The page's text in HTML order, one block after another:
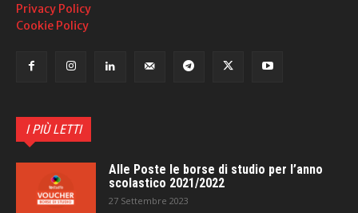
Privacy Policy
Cookie Policy
I PIÙ LETTI
Alle Poste le borse di studio per l’anno
scolastico 2021/2022
27 Settembre 2023